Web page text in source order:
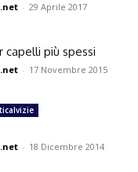
- 29 Aprile 2017
capelli più spessi
- 17 Novembre 2015
- 18 Dicembre 2014